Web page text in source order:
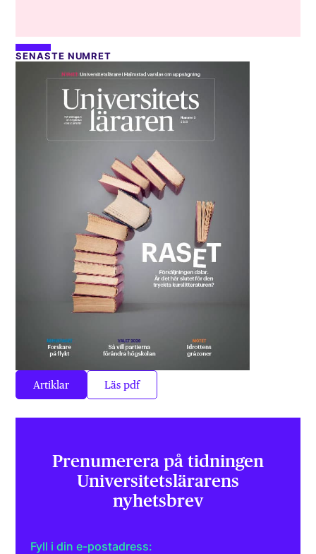
SENASTE NUMRET
Artiklar Läs pdf
Prenumerera på tidningen
Universitets­lärarens
nyhetsbrev
Fyll i din e-postadress: